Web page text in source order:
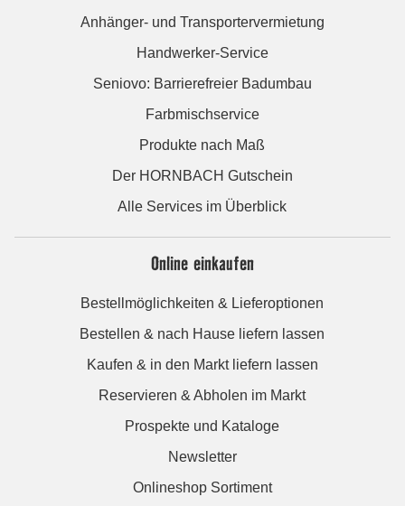
Anhänger- und Transportervermietung
Handwerker-Service
Seniovo: Barrierefreier Badumbau
Farbmischservice
Produkte nach Maß
Der HORNBACH Gutschein
Alle Services im Überblick
Online einkaufen
Bestellmöglichkeiten & Lieferoptionen
Bestellen & nach Hause liefern lassen
Kaufen & in den Markt liefern lassen
Reservieren & Abholen im Markt
Prospekte und Kataloge
Newsletter
Onlineshop Sortiment